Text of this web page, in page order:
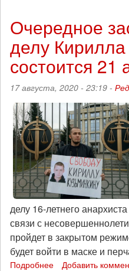
по
делу
Кирилла
Кузьминкина
состоится
4
сентября
Очередное
делу
состоится 21
17 августа, 2020 - 23:19 -
делу 16-летнего
связи с
пройдет в закрытом
будет войти в маске и
Подробнее Добавить